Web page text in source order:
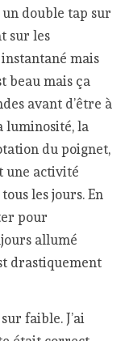
double tap sur
sur les
instantané mais
beau mais ça
avant d’être à
luminosité, la
du poignet,
une activité
les jours. En
pour
allumé
drastiquement
faible. J’ai